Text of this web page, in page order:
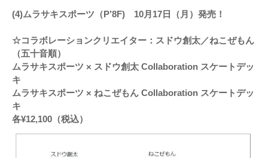
(4)ムラサキスポーツ（P’8F) 10月17日（月）発売！
☆コラボレーションクリエイター：スドウ創太／ねこぜもん
（五十音順）
ムラサキスポーツ × スドウ創太 Collaboration スケートデッ
キ
ムラサキスポーツ × ねこぜもん Collaboration スケートデッ
キ
各¥12,100（税込）